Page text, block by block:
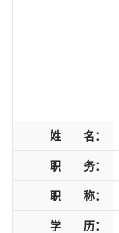
姓 名：
职 务：
职 称：
学 历：